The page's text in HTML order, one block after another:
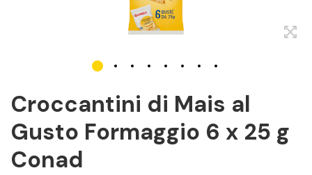
Croccantini di Mais al
Gusto Formaggio 6 x 25 g
Conad